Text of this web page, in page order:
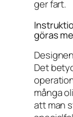
ger fart.
göras
Det
många
att man